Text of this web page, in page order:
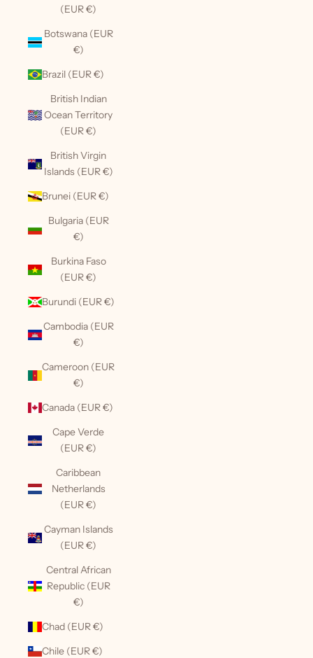
(EUR €)
Botswana (EUR
€)
Brazil (EUR €)
British Indian
Ocean Territory
(EUR €)
British Virgin
Islands (EUR €)
Brunei (EUR €)
Bulgaria (EUR
€)
Burkina Faso
(EUR €)
Burundi (EUR €)
Cambodia (EUR
€)
Cameroon (EUR
€)
Canada (EUR €)
Cape Verde
(EUR €)
Caribbean
Netherlands
(EUR €)
Cayman Islands
(EUR €)
Central African
Republic (EUR
€)
Chad (EUR €)
Chile (EUR €)